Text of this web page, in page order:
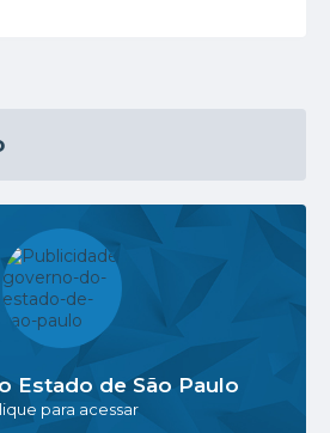
Estado de São Paulo
para acessar